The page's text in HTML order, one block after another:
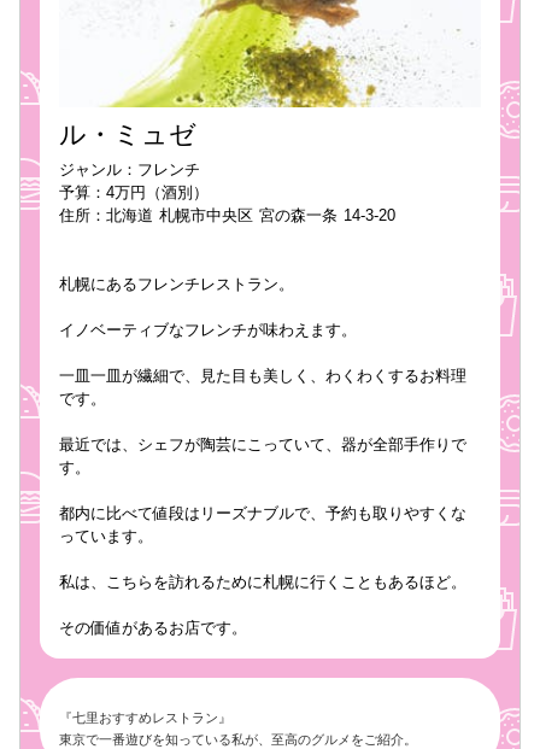
ル・ミュゼ
ジャンル：フレンチ
予算：4万円（酒別）
住所：北海道 札幌市中央区 宮の森一条 14-3-20
札幌にあるフレンチレストラン。
イノベーティブなフレンチが味わえます。
一皿一皿が繊細で、見た目も美しく、わくわくするお料理
です。
最近では、シェフが陶芸にこっていて、器が全部手作りで
す。
都内に比べて値段はリーズナブルで、予約も取りやすくな
っています。
私は、こちらを訪れるために札幌に行くこともあるほど。
その価値があるお店です。
『七里おすすめレストラン』
東京で一番遊びを知っている私が、至高のグルメをご紹介。